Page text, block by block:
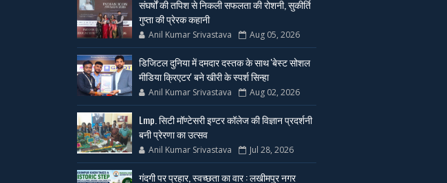
संघर्षों की तपिश से निकली सफलता की रोशनी, सुकीर्ति
गुप्ता की प्रेरक कहानी
Anil Kumar Srivastava Aug 05, 2026
डिजिटल दुनिया में दमदार दस्तक के साथ 'बेस्ट सोशल
मीडिया क्रिएटर' बने खीरी के स्पर्श सिन्हा
Anil Kumar Srivastava Aug 02, 2026
Lmp. सिटी मॉण्टेसरी इण्टर कॉलेज की विज्ञान प्रदर्शनी
बनी प्रेरणा का उत्सव
Anil Kumar Srivastava Jul 28, 2026
गंदगी पर प्रहार, स्वच्छता का वार : लखीमपुर नगर